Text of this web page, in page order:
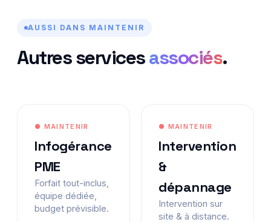
AUSSI DANS MAINTENIR
Autres servicesassociés.
● MAINTENIR
Infogérance
PME
Forfait tout-inclus,
équipe dédiée,
budget prévisible.
● MAINTENIR
Intervention
&
dépannage
Intervention sur
site & à distance.